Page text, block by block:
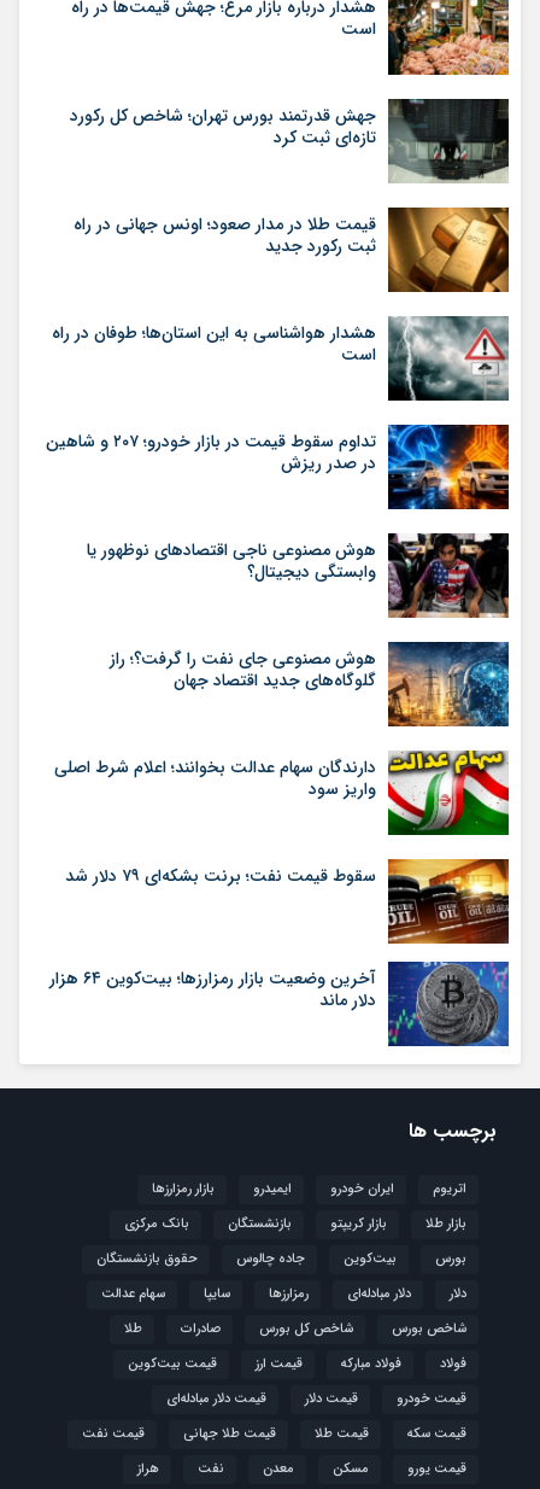
هشدار درباره بازار مرغ؛ جهش قیمت‌ها در راه
است
جهش قدرتمند بورس تهران؛ شاخص کل رکورد
تازه‌ای ثبت کرد
قیمت طلا در مدار صعود؛ اونس جهانی در راه
ثبت رکورد جدید
هشدار هواشناسی به این استان‌ها؛ طوفان در راه
است
تداوم سقوط قیمت در بازار خودرو؛ ۲۰۷ و شاهین
در صدر ریزش
هوش مصنوعی ناجی اقتصادهای نوظهور یا
وابستگی دیجیتال؟
هوش مصنوعی جای نفت را گرفت؟؛ راز
گلوگاه‌های جدید اقتصاد جهان
دارندگان سهام عدالت بخوانند؛ اعلام شرط اصلی
واریز سود
سقوط قیمت نفت؛ برنت بشکه‌ای ۷۹ دلار شد
آخرین وضعیت بازار رمزارزها؛ بیت‌کوین ۶۴ هزار
دلار ماند
برچسب ها
اتریوم ایران خودرو ایمیدرو
بازار رمزارزها
بازار طلا
بازار کریپتو بازنشستگان
بانک مرکزی
بورس
بیت‌کوین جاده چالوس
حقوق بازنشستگان
دلار
دلار مبادله‌ای رمزارزها سایپا
سهام عدالت
شاخص بورس
شاخص کل بورس صادرات
طلا
فولاد
فولاد مبارکه قیمت ارز
قیمت بیت‌کوین
قیمت خودرو
قیمت دلار
قیمت دلار مبادله‌ای
قیمت سکه
قیمت طلا قیمت طلا جهانی
قیمت نفت
قیمت یورو
مسکن معدن نفت هراز